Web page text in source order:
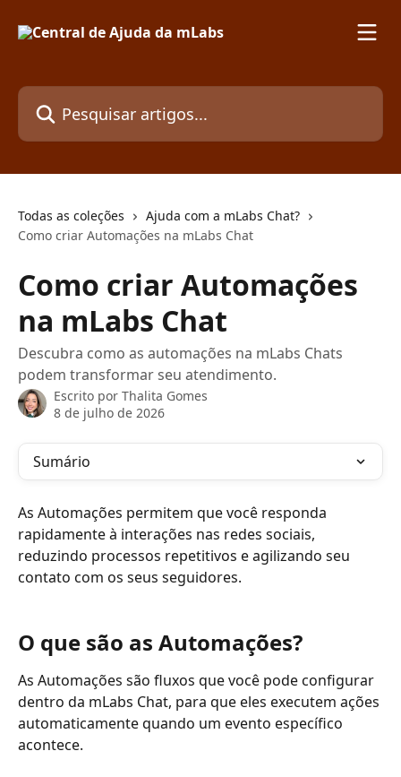
Pesquisar artigos...
Todas as coleções
Ajuda com a mLabs Chat?
Como criar Automações na mLabs Chat
Como criar Automações
na mLabs Chat
Descubra como as automações na mLabs Chats
podem transformar seu atendimento.
Escrito por Thalita Gomes
8 de julho de 2026
Sumário
As Automações permitem que você responda
rapidamente à interações nas redes sociais,
reduzindo processos repetitivos e agilizando seu
contato com os seus seguidores.
O que são as Automações?
As Automações são fluxos que você pode configurar
dentro da mLabs Chat, para que eles executem ações
automaticamente quando um evento específico
acontece.